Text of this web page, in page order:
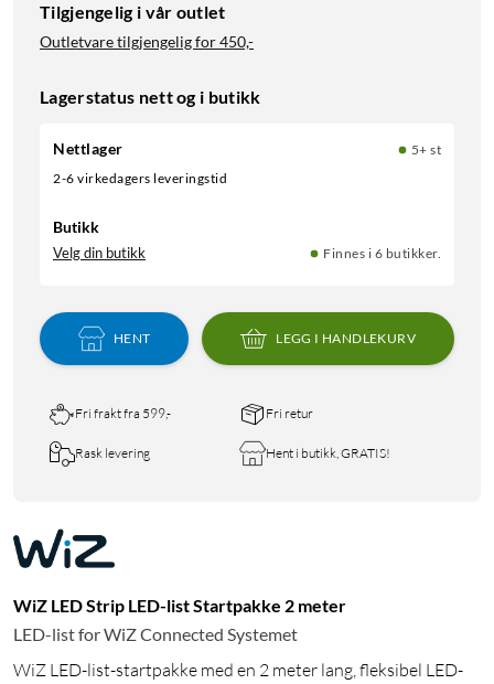
Tilgjengelig i vår outlet
Outletvare tilgjengelig for450,-
Lagerstatus nett og i butikk
Nettlager
5+ st
2-6 virkedagers leveringstid
Butikk
Velg din butikk Finnes i 6 butikker.
HENT LEGG I HANDLEKURV
Fri frakt fra 599,- Fri retur
Rask levering Hent i butikk, GRATIS!
WiZ LED Strip LED-list Startpakke 2 meter
LED-list for WiZ Connected Systemet
WiZ LED-list-startpakke med en 2 meter lang, fleksibel LED-